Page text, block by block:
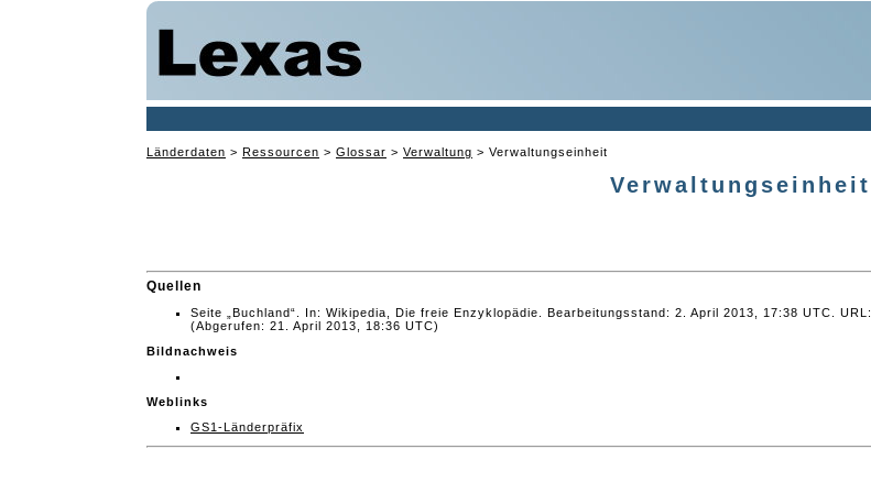
Länderdaten > Ressourcen > Glossar > Verwaltung > Verwaltungseinheit
Verwaltungseinheit
Quellen
Seite „Buchland“. In: Wikipedia, Die freie Enzyklopädie. Bearbeitungsstand: 2. April 2013, 17:38 UTC. URL:
(Abgerufen: 21. April 2013, 18:36 UTC)
Bildnachweis
Weblinks
GS1-Länderpräfix